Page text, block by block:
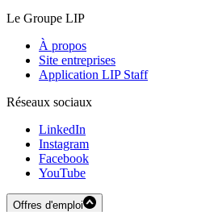
Le Groupe LIP
À propos
Site entreprises
Application LIP Staff
Réseaux sociaux
LinkedIn
Instagram
Facebook
YouTube
Offres d'emploi